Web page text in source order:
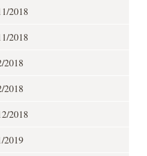
2018
2018
2018
2019